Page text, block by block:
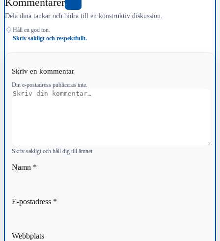
Kommentarer
Dela dina tankar och bidra till en konstruktiv diskussion.
♢ Håll en god ton.
Skriv sakligt och respektfullt.
Skriv en kommentar
Din e-postadress publiceras inte.
Kommentar
Skriv sakligt och håll dig till ämnet.
Namn *
E-postadress *
Webbplats